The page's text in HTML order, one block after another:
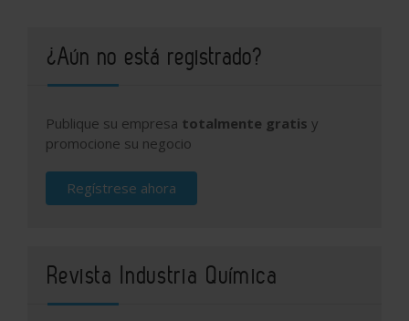
¿Aún no está registrado?
Publique su empresa totalmente gratis y
promocione su negocio
Regístrese ahora
Revista Industria Química